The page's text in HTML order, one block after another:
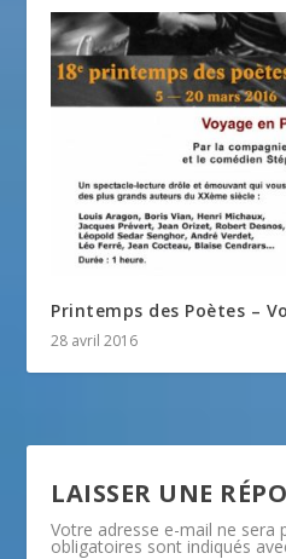
Printemps des Poètes –
28 avril 2016
LAISSER UNE
Votre adresse e-mail ne sera
obligatoires sont indiqués